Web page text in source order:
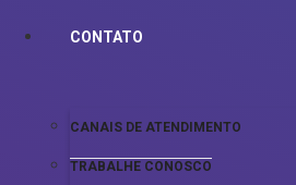
CONTATO
CANAIS DE ATENDIMENTO
TRABALHE CONOSCO